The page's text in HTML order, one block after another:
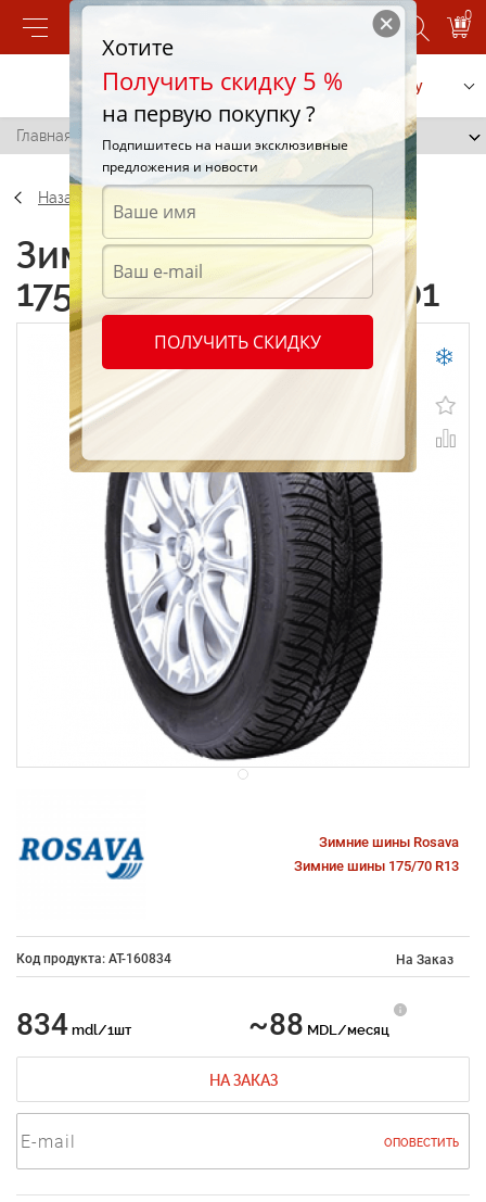
0
Позвонить Заказать услугу
Главная /
Назад
Зимние шины Rosava
175/70 R13 84S WQ-101
Зимние шины Rosava
Зимние шины 175/70 R13
Код продукта: AT-160834 На Заказ
834 mdl/1шт ~88 MDL/месяц
НА ЗАКАЗ
ОПОВЕСТИТЬ
Хотите
Получить скидку 5 %
на первую покупку ?
Подпишитесь на наши эксклюзивные
предложения и новости
ПОЛУЧИТЬ СКИДКУ